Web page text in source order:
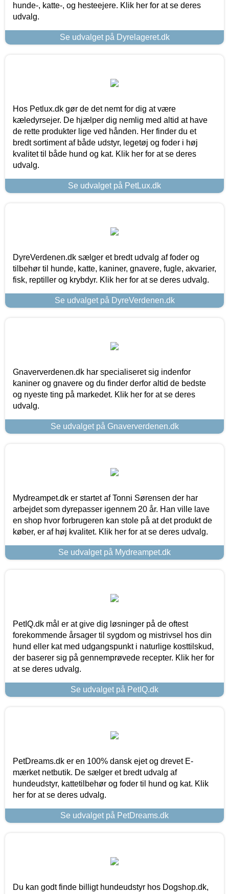
hunde-, katte-, og hesteejere. Klik her for at se deres
udvalg.
Se udvalget på Dyrelageret.dk
Hos Petlux.dk gør de det nemt for dig at være
kæledyrsejer. De hjælper dig nemlig med altid at have
de rette produkter lige ved hånden. Her finder du et
bredt sortiment af både udstyr, legetøj og foder i høj
kvalitet til både hund og kat. Klik her for at se deres
udvalg.
Se udvalget på PetLux.dk
DyreVerdenen.dk sælger et bredt udvalg af foder og
tilbehør til hunde, katte, kaniner, gnavere, fugle, akvarier,
fisk, reptiller og krybdyr. Klik her for at se deres udvalg.
Se udvalget på DyreVerdenen.dk
Gnaververdenen.dk har specialiseret sig indenfor
kaniner og gnavere og du finder derfor altid de bedste
og nyeste ting på markedet. Klik her for at se deres
udvalg.
Se udvalget på Gnaververdenen.dk
Mydreampet.dk er startet af Tonni Sørensen der har
arbejdet som dyrepasser igennem 20 år. Han ville lave
en shop hvor forbrugeren kan stole på at det produkt de
køber, er af høj kvalitet. Klik her for at se deres udvalg.
Se udvalget på Mydreampet.dk
PetIQ.dk mål er at give dig løsninger på de oftest
forekommende årsager til sygdom og mistrivsel hos din
hund eller kat med udgangspunkt i naturlige kosttilskud,
der baserer sig på gennemprøvede recepter. Klik her for
at se deres udvalg.
Se udvalget på PetIQ.dk
PetDreams.dk er en 100% dansk ejet og drevet E-
mærket netbutik. De sælger et bredt udvalg af
hundeudstyr, kattetilbehør og foder til hund og kat. Klik
her for at se deres udvalg.
Se udvalget på PetDreams.dk
Du kan godt finde billigt hundeudstyr hos Dogshop.dk,